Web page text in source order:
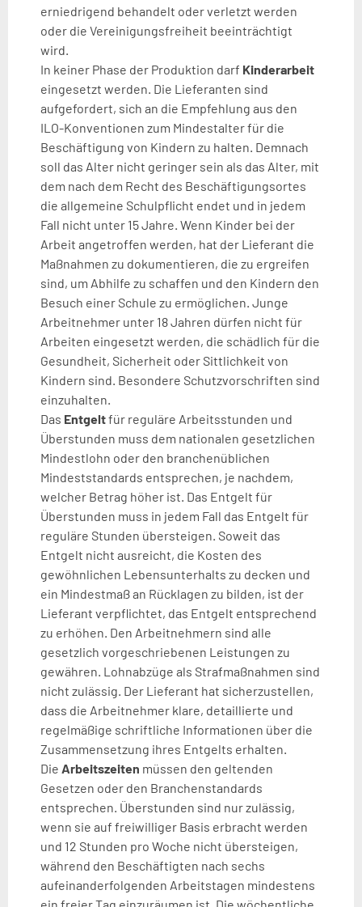
erniedrigend behandelt oder verletzt werden
oder die Vereinigungsfreiheit beeinträchtigt
wird.
In keiner Phase der Produktion darf Kinderarbeit
eingesetzt werden. Die Lieferanten sind
aufgefordert, sich an die Empfehlung aus den
ILO-Konventionen zum Mindestalter für die
Beschäftigung von Kindern zu halten. Demnach
soll das Alter nicht geringer sein als das Alter, mit
dem nach dem Recht des Beschäftigungsortes
die allgemeine Schulpflicht endet und in jedem
Fall nicht unter 15 Jahre. Wenn Kinder bei der
Arbeit angetroffen werden, hat der Lieferant die
Maßnahmen zu dokumentieren, die zu ergreifen
sind, um Abhilfe zu schaffen und den Kindern den
Besuch einer Schule zu ermöglichen. Junge
Arbeitnehmer unter 18 Jahren dürfen nicht für
Arbeiten eingesetzt werden, die schädlich für die
Gesundheit, Sicherheit oder Sittlichkeit von
Kindern sind. Besondere Schutzvorschriften sind
einzuhalten.
Das Entgeltfür reguläre Arbeitsstunden und
Überstunden muss dem nationalen gesetzlichen
Mindestlohn oder den branchenüblichen
Mindeststandards entsprechen, je nachdem,
welcher Betrag höher ist. Das Entgelt für
Überstunden muss in jedem Fall das Entgelt für
reguläre Stunden übersteigen. Soweit das
Entgelt nicht ausreicht, die Kosten des
gewöhnlichen Lebensunterhalts zu decken und
ein Mindestmaß an Rücklagen zu bilden, ist der
Lieferant verpflichtet, das Entgelt entsprechend
zu erhöhen. Den Arbeitnehmern sind alle
gesetzlich vorgeschriebenen Leistungen zu
gewähren. Lohnabzüge als Strafmaßnahmen sind
nicht zulässig. Der Lieferant hat sicherzustellen,
dass die Arbeitnehmer klare, detaillierte und
regelmäßige schriftliche Informationen über die
Zusammensetzung ihres Entgelts erhalten.
Die Arbeitszeiten müssen den geltenden
Gesetzen oder den Branchenstandards
entsprechen. Überstunden sind nur zulässig,
wenn sie auf freiwilliger Basis erbracht werden
und 12 Stunden pro Woche nicht übersteigen,
während den Beschäftigten nach sechs
aufeinanderfolgenden Arbeitstagen mindestens